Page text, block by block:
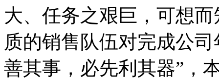
大、任务之艰巨，可想
质的销售队伍对完成公
善其事，必先利其器”，